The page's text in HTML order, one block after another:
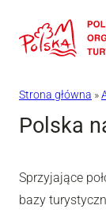
do
Strona główna »
Polska
Sprzyjające
bazy